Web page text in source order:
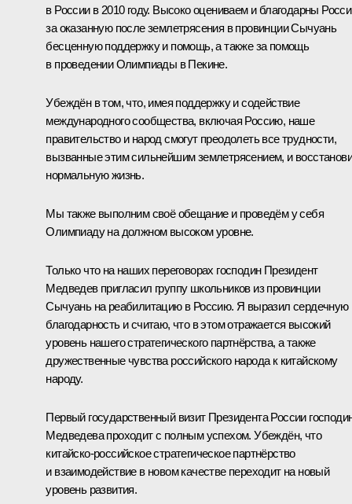
в России в 2010 году. Высоко оцениваем и благодарны
за оказанную после землетрясения в провинции Сычуань
бесценную поддержку и помощь, а также за помощь
в проведении Олимпиады в Пекине.
Убеждён в том, что, имея поддержку и содействие
международного сообщества, включая Россию, наше
правительство и народ смогут преодолеть все трудности,
вызванные этим сильнейшим землетрясением, и
нормальную жизнь.
Мы также выполним своё обещание и проведём у себя
Олимпиаду на должном высоком уровне.
Только что на наших переговорах господин Президент
Медведев пригласил группу школьников из провинции
Сычуань на реабилитацию в Россию. Я выразил сердечную
благодарность и считаю, что в этом отражается высокий
уровень нашего стратегического партнёрства, а также
дружественные чувства российского народа к китайскому
народу.
Первый государственный визит Президента России
Медведева проходит с полным успехом. Убеждён, что
китайско-российское стратегическое партнёрство
и взаимодействие в новом качестве переходит на новый
уровень развития.